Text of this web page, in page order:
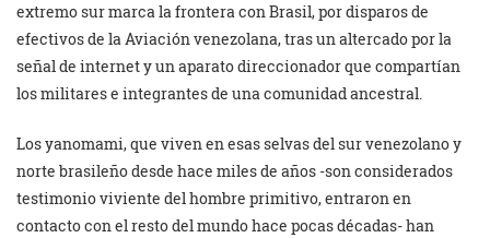
extremo sur marca la frontera con Brasil, por disparos de
efectivos de la Aviación venezolana, tras un altercado por la
señal de internet y un aparato direccionador que compartían
los militares e integrantes de una comunidad ancestral.
Los yanomami, que viven en esas selvas del sur venezolano y
norte brasileño desde hace miles de años -son considerados
testimonio viviente del hombre primitivo, entraron en
contacto con el resto del mundo hace pocas décadas- han